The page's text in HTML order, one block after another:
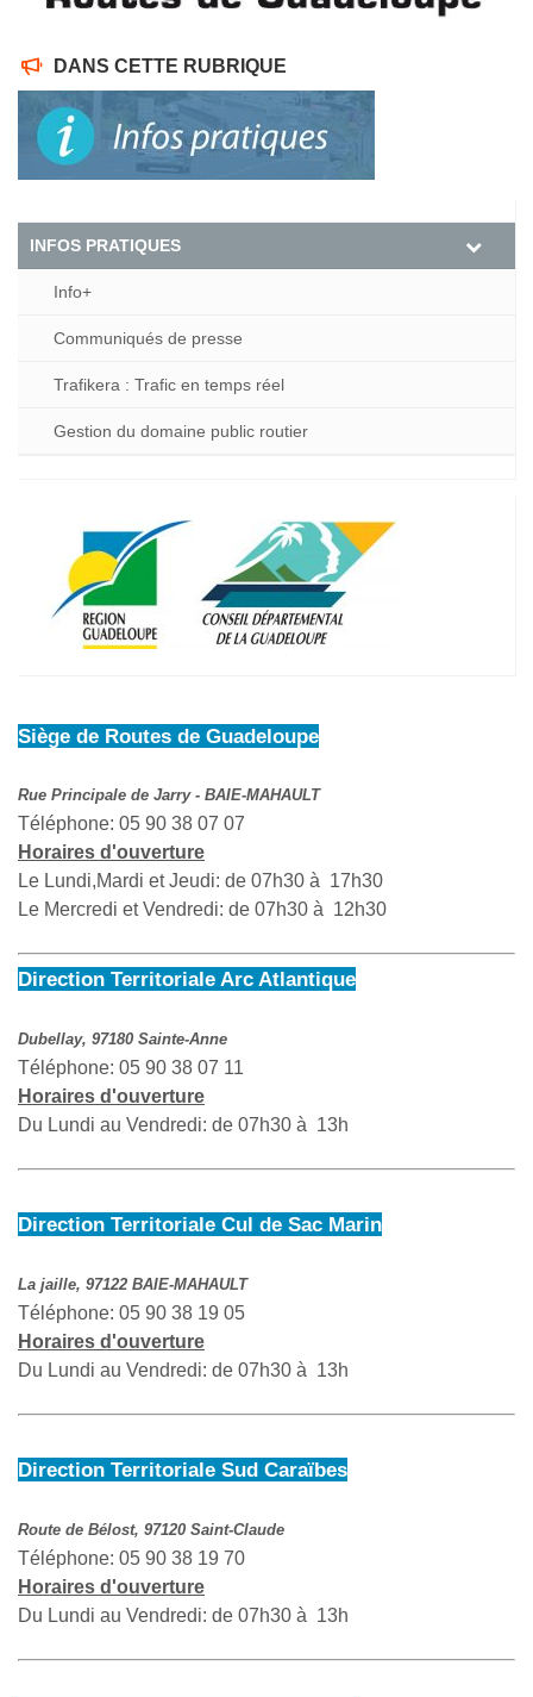
DANS CETTE RUBRIQUE
INFOS PRATIQUES
Info+
Communiqués de presse
Trafikera : Trafic en temps réel
Gestion du domaine public routier
Siège de Routes de Guadeloupe
Rue Principale de Jarry - BAIE-MAHAULT
Téléphone: 05 90 38 07 07
Horaires d'ouverture
Le Lundi,Mardi et Jeudi: de 07h30 à 17h30
Le Mercredi et Vendredi: de 07h30 à 12h30
Direction Territoriale Arc Atlantique
Dubellay, 97180 Sainte-Anne
Téléphone: 05 90 38 07 11
Horaires d'ouverture
Du Lundi au Vendredi: de 07h30 à 13h
Direction Territoriale Cul de Sac Marin
La jaille, 97122 BAIE-MAHAULT
Téléphone: 05 90 38 19 05
Horaires d'ouverture
Du Lundi au Vendredi: de 07h30 à 13h
Direction Territoriale Sud Caraïbes
Route de Bélost, 97120 Saint-Claude
Téléphone: 05 90 38 19 70
Horaires d'ouverture
Du Lundi au Vendredi: de 07h30 à 13h